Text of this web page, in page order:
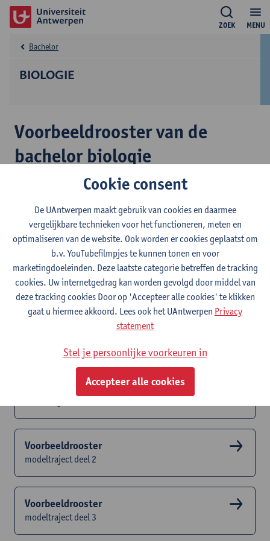
MENU
ZOEK
BIOLOGIE
Bachelor
Voorbeeldrooster van de
bachelor biologie
Dit voorbeeldrooster toont toekomstige studenten hoe de
lesweken er in grote lijnen uitzien. Dit rooster toont alle
opleidingsonderdelen waaronder ook de
keuzeopleidingsonderdelen die niet noodzakelijk deel uitmaken
van een individueel programma.
Het voorbeeldrooster is steeds actueel, maar voor de start van
het semester is het mogelijk dat nog niet alle lesactiviteiten
ingepland zijn. Het reële uurrooster kan dus verschillen van dit
voorbeeldrooster.
Studenten die ingeschreven zijn consulteren hun persoonlijk
Voorbeeldrooster
Voorbeeldrooster
modeltraject deel 2
Voorbeeldrooster
modeltraject deel 3
Cookie consent
De UAntwerpen maakt gebruik van cookies en daarmee
vergelijkbare technieken voor het functioneren, meten en
optimaliseren van de website. Ook worden er cookies geplaatst om
b.v. YouTubefilmpjes te kunnen tonen en voor
marketingdoeleinden. Deze laatste categorie betreffen de tracking
cookies. Uw internetgedrag kan worden gevolgd door middel van
deze tracking cookies Door op 'Accepteer alle cookies' te klikken
gaat u hiermee akkoord. Lees ook het UAntwerpen Privacy
statement
Stel je persoonlijke voorkeuren in
Accepteer alle cookies